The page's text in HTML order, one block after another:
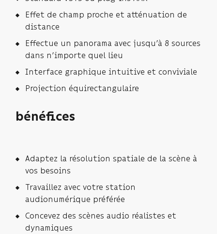
Effet de champ proche et atténuation de
distance
Effectue un panorama avec jusqu’à 8 sources
dans n’importe quel lieu
Interface graphique intuitive et conviviale
Projection équirectangulaire
bénéfices
Adaptez la résolution spatiale de la scène à
vos besoins
Travaillez avec votre station
audionumérique préférée
Concevez des scènes audio réalistes et
dynamiques